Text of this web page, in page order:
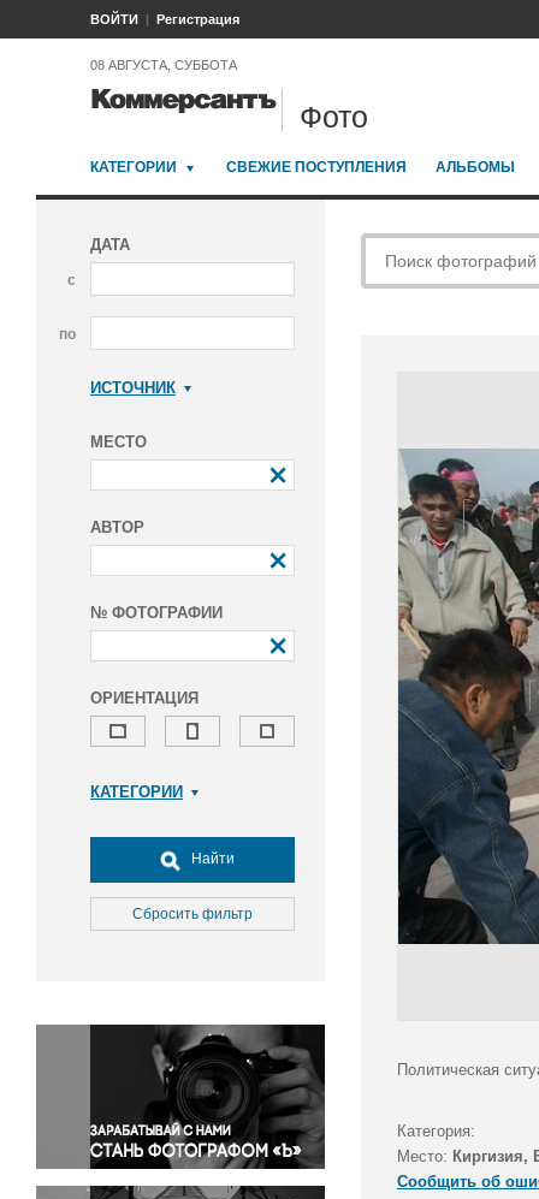
ВОЙТИ Регистрация
08 АВГУСТА, СУББОТА
Фото
КАТЕГОРИИ СВЕЖИЕ ПОСТУПЛЕНИЯ АЛЬБОМЫ
ДАТА
с
по
ИСТОЧНИК
МЕСТО
АВТОР
№ ФОТОГРАФИИ
ОРИЕНТАЦИЯ
КАТЕГОРИИ
Досуг, туризм и отдых
Культура
Медицина
Окружающая среда
Политика
Правосудие
Происшествия и конфликты
Религия
Светская жизнь
Найти
Сбросить фильтр
Политическая
Категория:
Место: Киргизия,
Сообщить об